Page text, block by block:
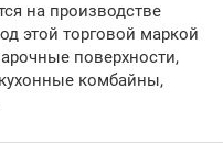
на производстве
этой торговой маркой
поверхности,
комбайны,